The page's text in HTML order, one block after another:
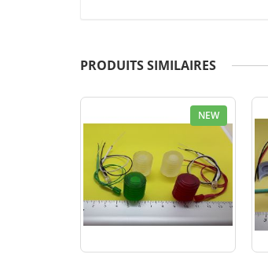
PRODUITS SIMILAIRES
NEW